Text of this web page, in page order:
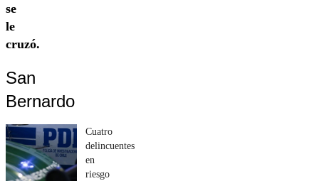
se
le
cruzó.
San
Bernardo
Cuatro
delincuentes
en
riesgo